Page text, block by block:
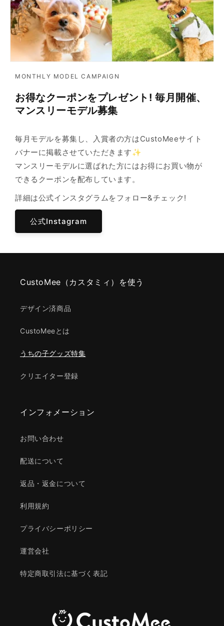
MONTHLY MODEL CAMPAIGN
お得なクーポンをプレゼント! 毎月開催、
マンスリーモデル募集
毎月モデルを募集し、入賞者の方はCustoMeeサイト
バナーに掲載させていただきます✨
マンスリーモデルに選ばれた方にはお得にお買い物が
できるクーポンを配布しています。
詳細は公式インスタグラムをフォロー&チェック!
公式Instagram
CustoMee（カスタミィ）を使う
デザイン済商品
CustoMeeとは
うちの子グッズ特集
クリエイター登録
インフォメーション
お問い合わせ
配送について
返品・返金について
利用規約
プライバシーポリシー
運営会社
特定商取引法に基づく表記